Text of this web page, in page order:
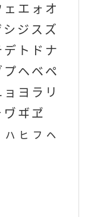
エォオ
ジスズ
トドナ
ヘベペ
ヨラリ
ヸヹ
ㇶㇷㇸ